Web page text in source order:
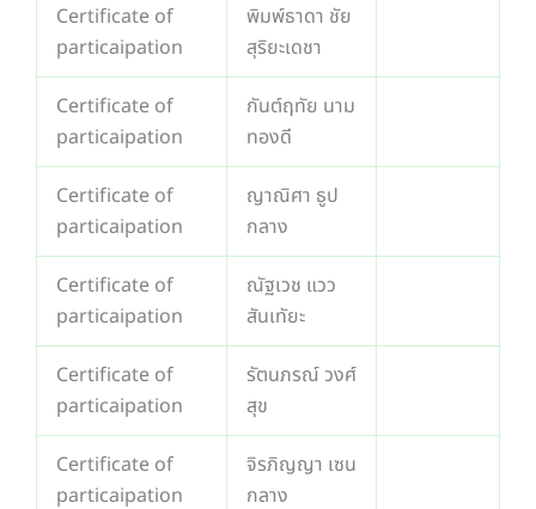
Certificate of
particaipation
พิมพ์ธาดา ชัย
สุริยะเดชา
Certificate of
particaipation
กันต์ฤทัย นาม
ทองดี
Certificate of
particaipation
ญาณิศา ธูป
กลาง
Certificate of
particaipation
ณัฐเวช แวว
สันเทัยะ
Certificate of
particaipation
รัตนภรณ์ วงศ์
สุข
Certificate of
particaipation
จิรภิญญา เซน
กลาง